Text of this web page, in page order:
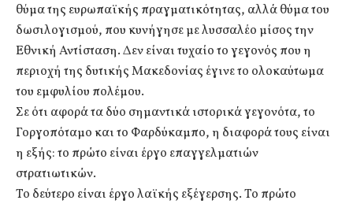
θύμα της ευρωπαϊκής πραγματικότητας, αλλά θύμα του
δωσιλογισμού, που κυνήγησε με λυσσαλέο μίσος την
Εθνική Αντίσταση. Δεν είναι τυχαίο το γεγονός που η
περιοχή της δυτικής Μακεδονίας έγινε το ολοκαύτωμα
του εμφυλίου πολέμου.
Σε ότι αφορά τα δύο σημαντικά ιστορικά γεγονότα, το
Γοργοπόταμο και το Φαρδύκαμπο, η διαφορά τους είναι
η εξής: το πρώτο είναι έργο επαγγελματιών
στρατιωτικών.
Το δεύτερο είναι έργο λαϊκής εξέγερσης. Το πρώτο